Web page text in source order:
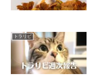
トラリピ